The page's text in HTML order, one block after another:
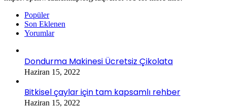
Popüler
Son Eklenen
Yorumlar
Dondurma Makinesi Ücretsiz Çikolata
Haziran 15, 2022
Bitkisel çaylar için tam kapsamlı rehber
Haziran 15, 2022